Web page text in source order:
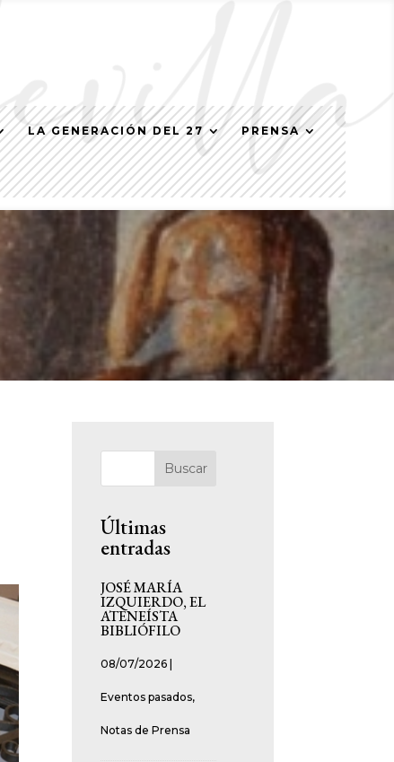
LA GENERACIÓN DEL 27
PRENSA
Buscar
Últimas
entradas
JOSÉ MARÍA
IZQUIERDO, EL
ATENEÍSTA
BIBLIÓFILO
08/07/2026
Eventos pasados,
Notas de Prensa